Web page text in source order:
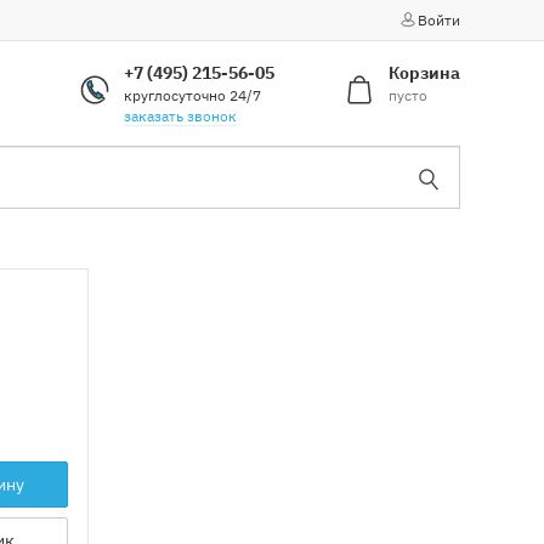
Войти
+7 (495) 215-56-05
круглосуточно 24/7
заказать звонок
Корзина
пусто